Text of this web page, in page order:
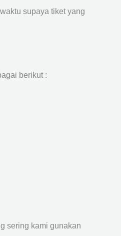
supaya tiket yang
berikut :
sering kami gunakan